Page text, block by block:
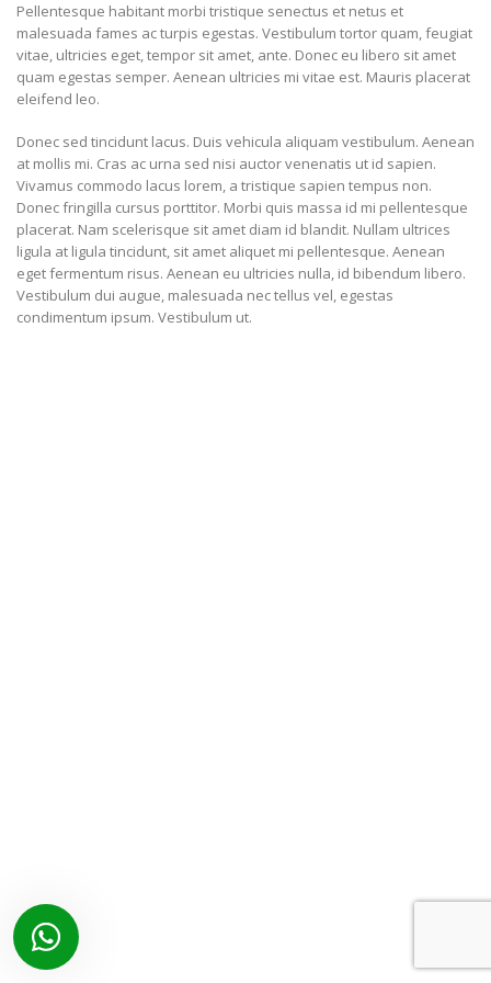
Pellentesque habitant morbi tristique senectus et netus et
malesuada fames ac turpis egestas. Vestibulum tortor quam, feugiat
vitae, ultricies eget, tempor sit amet, ante. Donec eu libero sit amet
quam egestas semper. Aenean ultricies mi vitae est. Mauris placerat
eleifend leo.
Donec sed tincidunt lacus. Duis vehicula aliquam vestibulum. Aenean
at mollis mi. Cras ac urna sed nisi auctor venenatis ut id sapien.
Vivamus commodo lacus lorem, a tristique sapien tempus non.
Donec fringilla cursus porttitor. Morbi quis massa id mi pellentesque
placerat. Nam scelerisque sit amet diam id blandit. Nullam ultrices
ligula at ligula tincidunt, sit amet aliquet mi pellentesque. Aenean
eget fermentum risus. Aenean eu ultricies nulla, id bibendum libero.
Vestibulum dui augue, malesuada nec tellus vel, egestas
condimentum ipsum. Vestibulum ut.